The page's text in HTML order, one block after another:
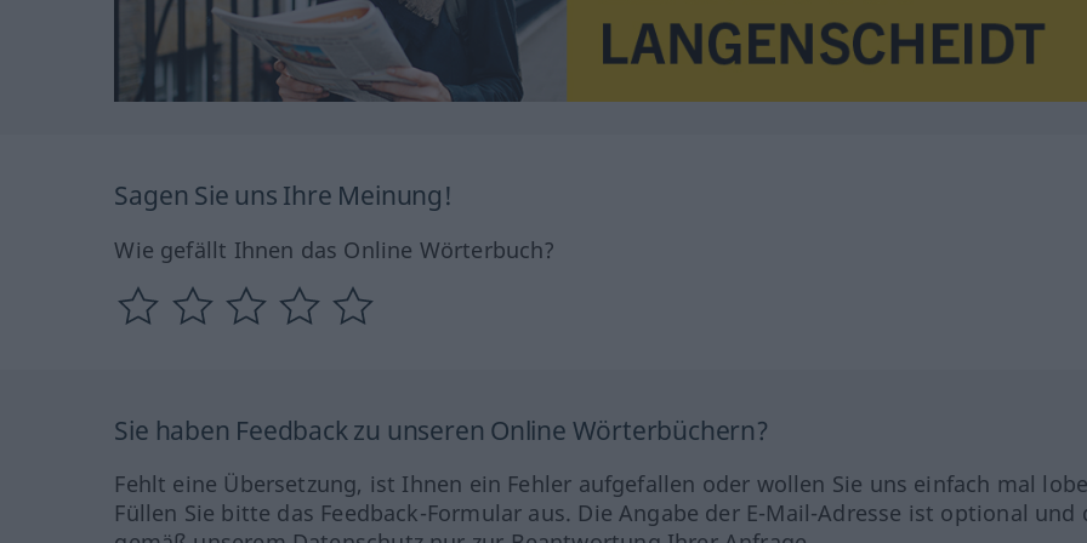
Sagen Sie uns Ihre Meinung!
Wie gefällt Ihnen das Online Wörterbuch?
Sie haben Feedback zu unseren Online Wörterbüchern?
Fehlt eine Übersetzung, ist Ihnen ein Fehler aufgefallen oder wollen Sie uns einfach mal
Füllen Sie bitte das Feedback-Formular aus. Die Angabe der E-Mail-Adresse ist optional und